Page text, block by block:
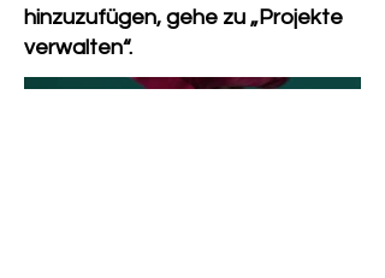
hinzuzufügen, gehe zu „Projekte
verwalten“.